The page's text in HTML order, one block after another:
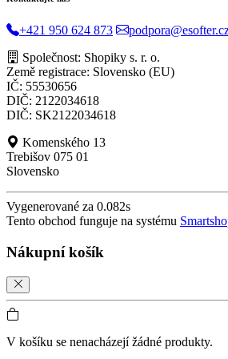
+421 950 624 873
Společnost: Shopiky s. r. o.
Země registrace: Slovensko (EU)
IČ: 55530656
DIČ: 2122034618
DIČ: SK2122034618
Komenského 13
Trebišov 075 01
Slovensko
Vygenerované za 0.082s
Tento obchod funguje na systému
Nákupní košík
V košíku se nenacházejí žádné produkty.